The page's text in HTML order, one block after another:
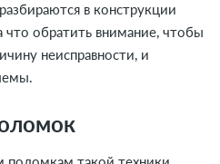
в конструкции
что обратить внимание, чтобы
неисправности, и